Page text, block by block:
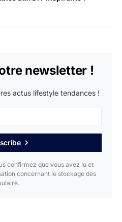
newsletter !
actus lifestyle tendances !
confirmez que vous avez lu et
concernant le stockage des